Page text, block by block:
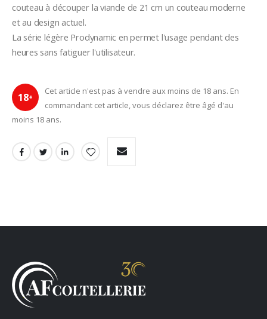
couteau à découper la viande de 21 cm un couteau moderne
et au design actuel.
La série légère Prodynamic en permet l'usage pendant des
heures sans fatiguer l'utilisateur.
18+
Cet article n'est pas à vendre aux moins de 18 ans. En
commandant cet article, vous déclarez être âgé d'au
moins 18 ans.